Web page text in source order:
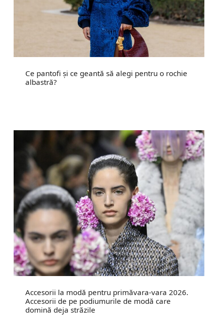
Ce pantofi și ce geantă să alegi pentru o rochie
albastră?
Accesorii la modă pentru primăvara-vara 2026.
Accesorii de pe podiumurile de modă care
domină deja străzile